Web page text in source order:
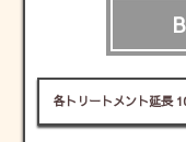
各トリートメント